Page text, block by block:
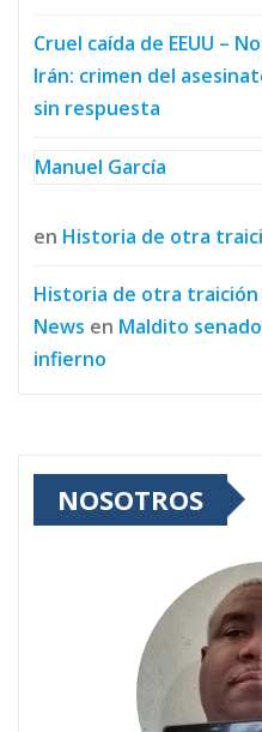
Cruel caída de EEUU –
Irán: crimen del
sin respuesta
Manuel García
en Historia de otra
Historia de otra traición
News en Maldito
infierno
NOSOTROS